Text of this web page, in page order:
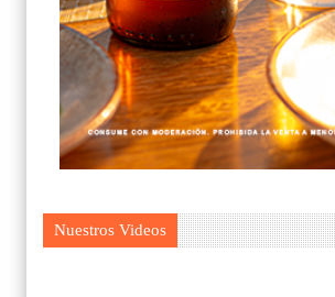
Nuestros Videos